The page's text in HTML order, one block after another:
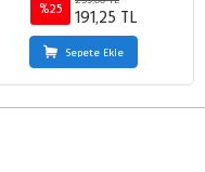
%25 191,25 TL
Sepete Ekle